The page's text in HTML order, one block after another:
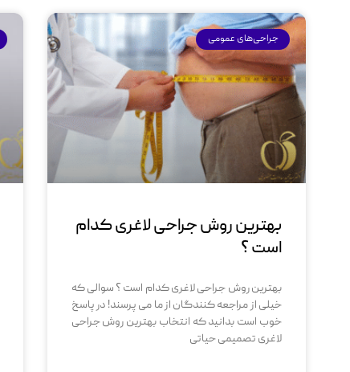
جراحی‌های عمومی
بهترین روش جراحی لاغری کدام
است ؟
بهترین روش جراحی لاغری کدام است ؟ سوالی که
خیلی از مراجعه کنندگان از ما می پرسند! در پاسخ
خوب است بدانید که انتخاب بهترین روش جراحی
لاغری تصمیمی حیاتی